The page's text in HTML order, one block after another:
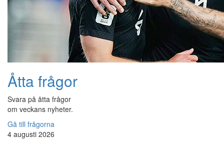
Åtta frågor
Svara på åtta frågor
om veckans nyheter.
Gå till frågorna
4 augusti 2026